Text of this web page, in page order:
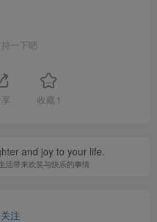
一下吧
收藏 1
and joy to your life.
活带来欢笑与快乐的事情
关注